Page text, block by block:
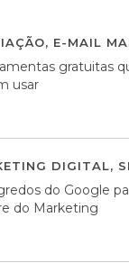
, E-MAIL
gratuitas
usar
DIGITAL,
do Google
do Marketing